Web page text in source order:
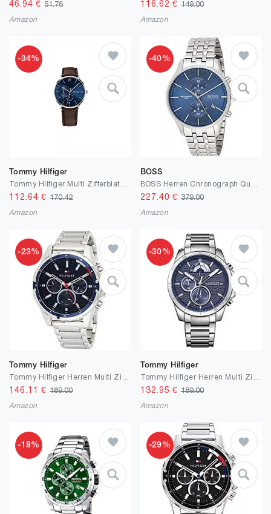
46.94 €51.76
Amazon
116.62 € 149.00
Amazon
-34%
Tommy Hilfiger
112.64 €170.42
Amazon
-40%
BOSS
227.40 € 379.00
Amazon
-23%
Tommy Hilfiger
146.11 €189.00
Amazon
-30%
Tommy Hilfiger
132.95 € 189.00
Amazon
-18% -29%